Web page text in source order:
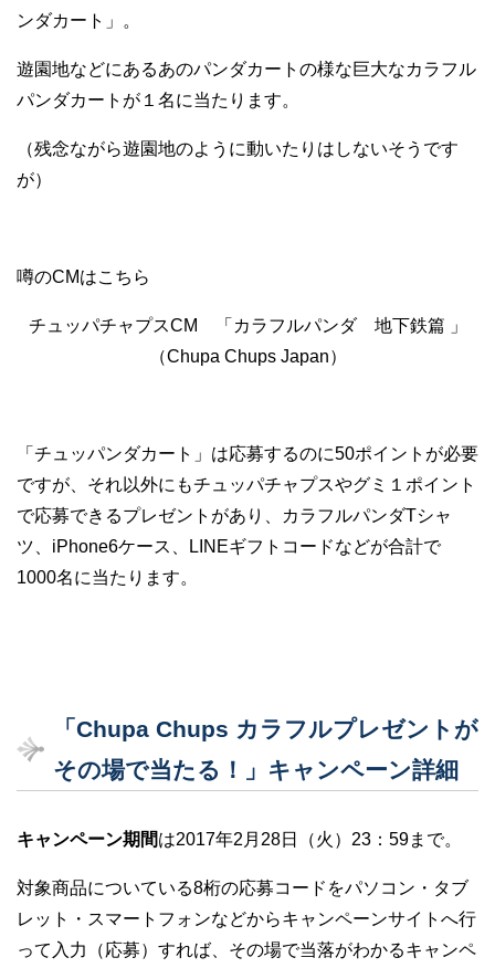
ンダカート」。
遊園地などにあるあのパンダカートの様な巨大なカラフル
パンダカートが１名に当たります。
（残念ながら遊園地のように動いたりはしないそうです
が）
噂のCMはこちら
チュッパチャプスCM 「カラフルパンダ 地下鉄篇 」
（Chupa Chups Japan）
「チュッパンダカート」は応募するのに50ポイントが必要
ですが、それ以外にもチュッパチャプスやグミ１ポイント
で応募できるプレゼントがあり、カラフルパンダTシャ
ツ、iPhone6ケース、LINEギフトコードなどが合計で
1000名に当たります。
「Chupa Chups カラフルプレゼントが
その場で当たる！」キャンペーン詳細
キャンペーン期間は2017年2月28日（火）23：59まで。
対象商品についている8桁の応募コードをパソコン・タブ
レット・スマートフォンなどからキャンペーンサイトへ行
って入力（応募）すれば、その場で当落がわかるキャンペ